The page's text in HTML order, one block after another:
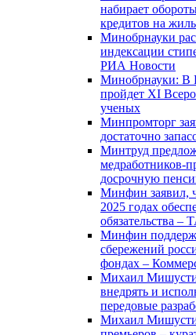
набирает
кредитов на
Минобрнауки
индексации
РИА Новости
Минобрнауки: В
пройдет XI
ученых
Минпромторг
достаточно
Минтруд
медработников-
досрочную
Минфин заявил,
2025 годах
обязательства –
Минфин
сбережений
фондах –
Михаил
внедрять и
передовые
Михаил